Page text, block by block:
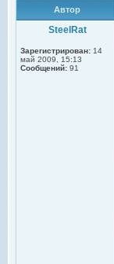
Автор
SteelRat
Зарегистрирован: 14
май 2009, 15:13
Сообщений: 91